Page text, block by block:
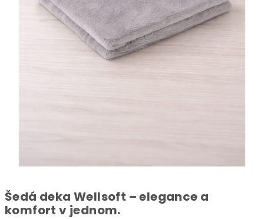
Šedá deka Wellsoft – elegance a
komfort v jednom.